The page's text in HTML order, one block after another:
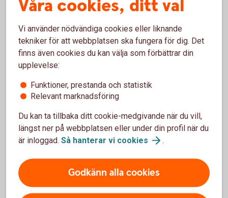
mobilen. Välj att gå direkt till den tjänst du är
intresserad av genom att trycka:
10# Tillgängligt belopp (inklusive eventuell
12# Senaste transaktioner
16# För belopp till konto, ej bokförda (pengar på
väg till kontot)
20# Överföring mellan egna och gemensamma
20# Överföring till annans konto inom banken
(Särskild anslutning krävs. Läs mer i
snabbvalsguiden.)
73# Ladda kontantkort till mobiltelefon (Särskild
anslutning krävs. Läs mer i snabbvalsguiden.)
Kundcenter Snabbvalsguide
Våra cookies, ditt val
Vi använder nödvändiga cookies eller liknande
tekniker för att webbplatsen ska fungera för dig. Det
finns även cookies du kan välja som förbättrar din
upplevelse:
Funktioner, prestanda och statistik
Relevant marknadsföring
Du kan ta tillbaka ditt cookie-medgivande när du vill,
längst ner på webbplatsen eller under din profil när du
är inloggad. Så hanterar vi cookies .
Godkänn alla cookies